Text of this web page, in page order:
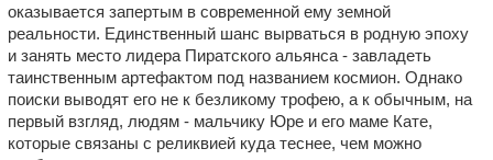
оказывается запертым в современной ему земной
реальности. Единственный шанс вырваться в родную эпоху
и занять место лидера Пиратского альянса - завладеть
таинственным артефактом под названием космион. Однако
поиски выводят его не к безликому трофею, а к обычным, на
первый взгляд, людям - мальчику Юре и его маме Кате,
которые связаны с реликвией куда теснее, чем можно